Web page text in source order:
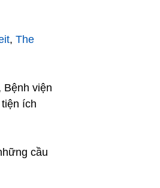
, The
Bệnh viện
ích
cầu